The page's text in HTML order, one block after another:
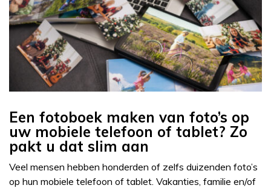
Een fotoboek maken van foto’s op
uw mobiele telefoon of tablet? Zo
pakt u dat slim aan
Veel mensen hebben honderden of zelfs duizenden foto’s
op hun mobiele telefoon of tablet. Vakanties, familie en/of